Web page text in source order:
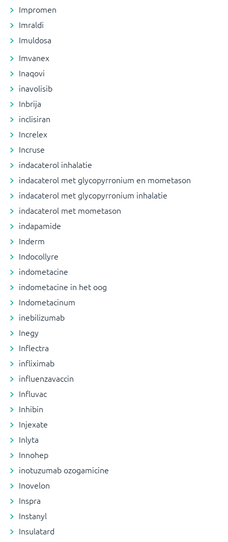
Impromen
Imraldi
Imuldosa
Imvanex
Inaqovi
inavolisib
Inbrija
inclisiran
Increlex
Incruse
indacaterol inhalatie
indacaterol met glycopyrronium en mometason
indacaterol met glycopyrronium inhalatie
indacaterol met mometason
indapamide
Inderm
Indocollyre
indometacine
indometacine in het oog
Indometacinum
inebilizumab
Inegy
Inflectra
infliximab
influenzavaccin
Influvac
Inhibin
Injexate
Inlyta
Innohep
inotuzumab ozogamicine
Inovelon
Inspra
Instanyl
Insulatard